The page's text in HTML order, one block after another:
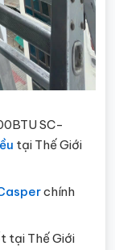
SC-
tại Thế Giới
chính
tại Thế Giới